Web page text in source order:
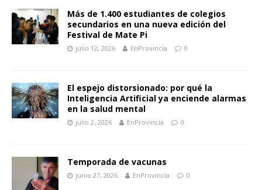
Más de 1.400 estudiantes de colegios
secundarios en una nueva edición del
Festival de Mate Pi
julio 12, 2026 EnProvincia 0
El espejo distorsionado: por qué la
Inteligencia Artificial ya enciende alarmas
en la salud mental
julio 2, 2026 EnProvincia 0
Temporada de vacunas
junio 27, 2026 EnProvincia 0